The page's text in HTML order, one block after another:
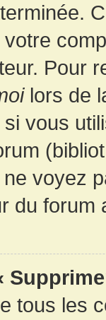
votre
Pour
lors de
vous
voyez
du forum
tous les